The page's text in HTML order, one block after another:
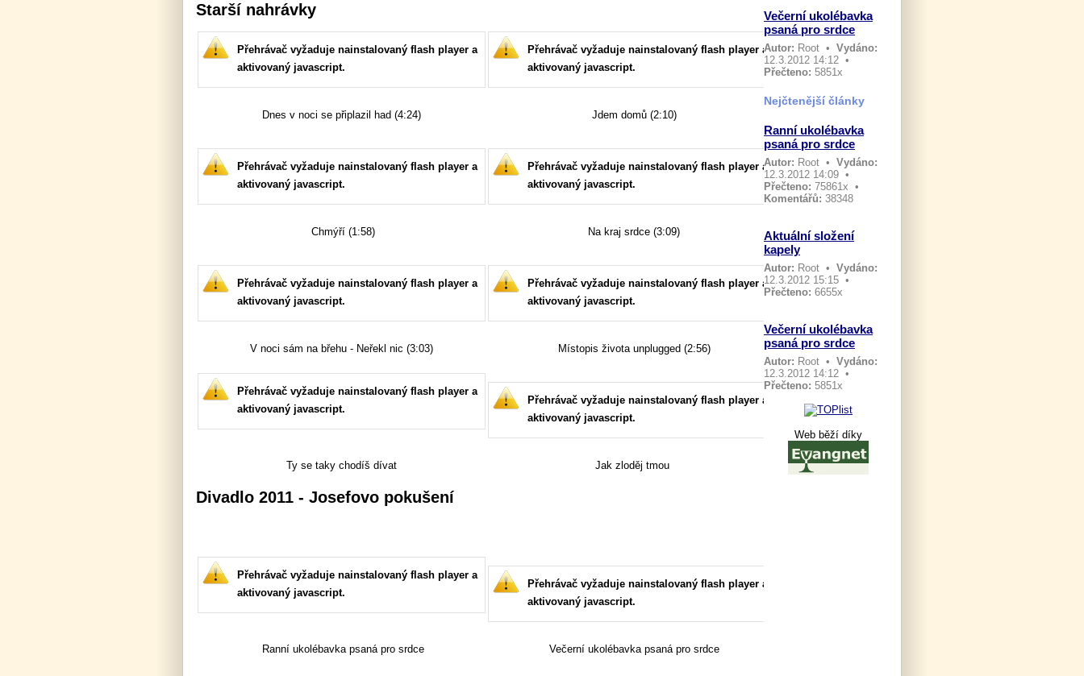
Večerní ukolébavka
psaná pro srdce
Autor: Root • Vydáno:
12.3.2012 14:12 •
Přečteno: 5851x
Nejčtenější články
Ranní ukolébavka
psaná pro srdce
Autor: Root • Vydáno:
12.3.2012 14:09 •
Přečteno: 75861x •
Komentářů: 38348
Aktuální složení
kapely
Autor: Root • Vydáno:
12.3.2012 15:15 •
Přečteno: 6655x
Večerní ukolébavka
psaná pro srdce
Autor: Root • Vydáno:
12.3.2012 14:12 •
Přečteno: 5851x
Web běží díky
Starší nahrávky
Přehrávač vyžaduje nainstalovaný flash player a
aktivovaný javascript.
Přehrávač vyžaduje nainstalovaný flash player a
aktivovaný javascript.
Dnes v noci se připlazil had (4:24) Jdem domů (2:10)
Přehrávač vyžaduje nainstalovaný flash player a
aktivovaný javascript.
Přehrávač vyžaduje nainstalovaný flash player a
aktivovaný javascript.
Chmýří (1:58) Na kraj srdce (3:09)
Přehrávač vyžaduje nainstalovaný flash player a
aktivovaný javascript.
Přehrávač vyžaduje nainstalovaný flash player a
aktivovaný javascript.
V noci sám na břehu - Neřekl nic (3:03) Místopis života unplugged (2:56)
Přehrávač vyžaduje nainstalovaný flash player a
aktivovaný javascript.
Přehrávač vyžaduje nainstalovaný flash player a
aktivovaný javascript.
Ty se taky chodíš dívat Jak zloděj tmou
Divadlo 2011 - Josefovo pokušení
Přehrávač vyžaduje nainstalovaný flash player a
aktivovaný javascript.
Přehrávač vyžaduje nainstalovaný flash player a
aktivovaný javascript.
Ranní ukolébavka psaná pro srdce Večerní ukolébavka psaná pro srdce